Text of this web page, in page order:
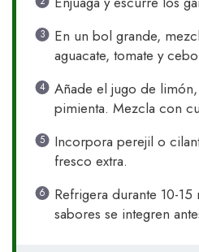
En un bol grande,
aguacate, tomate y
Añade el jugo de
pimienta. Mezcla con
Incorpora perejil o
fresco extra.
Refrigera durante 10-
sabores se integren